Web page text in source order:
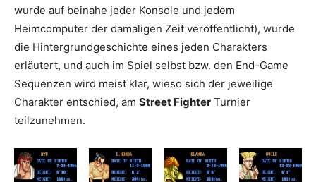
wurde auf beinahe jeder Konsole und jedem
Heimcomputer der damaligen Zeit veröffentlicht), wurde
die Hintergrundgeschichte eines jeden Charakters
erläutert, und auch im Spiel selbst bzw. den End-Game
Sequenzen wird meist klar, wieso sich der jeweilige
Charakter entschied, am Street Fighter Turnier
teilzunehmen.